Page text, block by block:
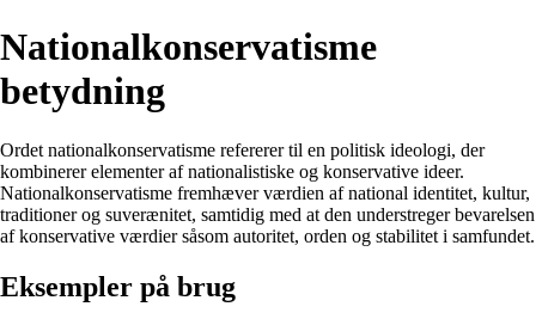
Nationalkonservatisme
betydning
Ordet nationalkonservatisme refererer til en politisk ideologi, der
kombinerer elementer af nationalistiske og konservative ideer.
Nationalkonservatisme fremhæver værdien af national identitet, kultur,
traditioner og suverænitet, samtidig med at den understreger bevarelsen
af konservative værdier såsom autoritet, orden og stabilitet i samfundet.
Eksempler på brug